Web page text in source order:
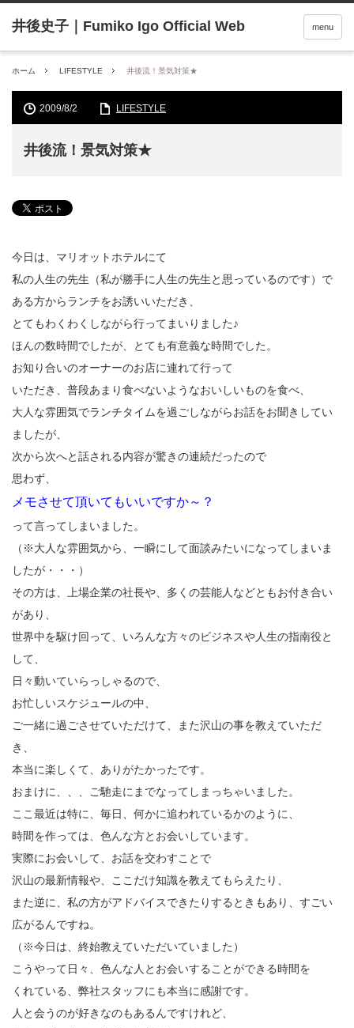
menu
ホーム LIFESTYLE 井後流！景気対策★
2009/8/2 LIFESTYLE
井後流！景気対策★
今日は、マリオットホテルにて
私の人生の先生（私が勝手に人生の先生と思っているのです）で
ある方からランチをお誘いいただき、
とてもわくわくしながら行ってまいりました♪
ほんの数時間でしたが、とても有意義な時間でした。
お知り合いのオーナーのお店に連れて行って
いただき、普段あまり食べないようなおいしいものを食べ、
大人な雰囲気でランチタイムを過ごしながらお話をお聞きしてい
ましたが、
次から次へと話される内容が驚きの連続だったので
思わず、
メモさせて頂いてもいいですか～？
って言ってしまいました。
（※大人な雰囲気から、一瞬にして面談みたいになってしまいま
したが・・・）
その方は、上場企業の社長や、多くの芸能人などともお付き合い
があり、
世界中を駆け回って、いろんな方々のビジネスや人生の指南役と
して、
日々動いていらっしゃるので、
お忙しいスケジュールの中、
ご一緒に過ごさせていただけて、また沢山の事を教えていただ
き、
本当に楽しくて、ありがたかったです。
おまけに、、、ご馳走にまでなってしまっちゃいました。
ここ最近は特に、毎日、何かに追われているかのように、
時間を作っては、色んな方とお会いしています。
実際にお会いして、お話を交わすことで
沢山の最新情報や、ここだけ知識を教えてもらえたり、
また逆に、私の方がアドバイスできたりするときもあり、すごい
広がるんですね。
（※今日は、終始教えていただいていました）
こうやって日々、色んな人とお会いすることができる時間を
くれている、弊社スタッフにも本当に感謝です。
人と会うのが好きなのもあるんですけれど、